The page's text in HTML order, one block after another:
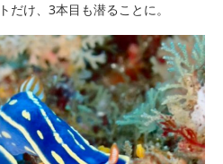
だけ、3本目も潜ることに。